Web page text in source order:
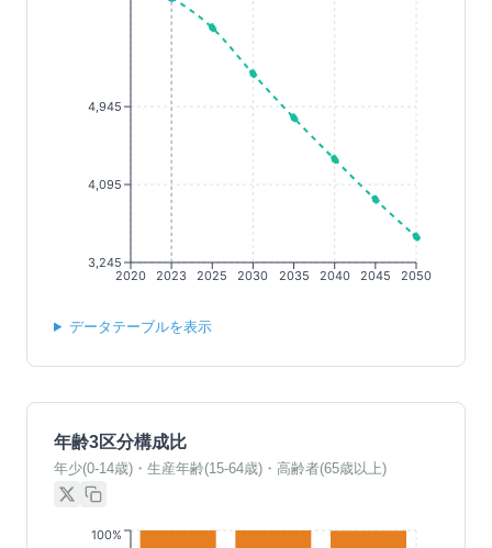
2020 2023 2025 2030 2035 2040 2045 2050
3,245
4,095
4,945
データテーブルを表示
年齢3区分構成比
年少(0-14歳)・生産年齢(15-64歳)・高齢者(65歳以上)
100%